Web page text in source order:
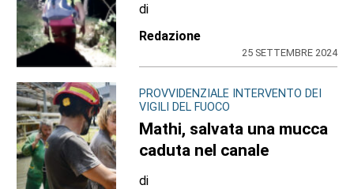
di
Redazione
25 SETTEMBRE 2024
PROVVIDENZIALE INTERVENTO DEI
VIGILI DEL FUOCO
Mathi, salvata una mucca
caduta nel canale
di